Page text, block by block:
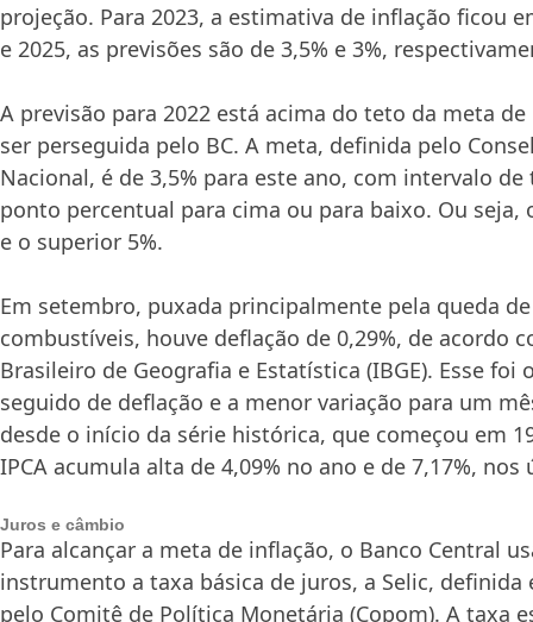
projeção. Para 2023, a estimativa de inflação ficou
e 2025, as previsões são de 3,5% e 3%,
A previsão para 2022 está acima do teto da meta
ser perseguida pelo BC. A meta, definida pelo
Nacional, é de 3,5% para este ano, com intervalo
ponto percentual para cima ou para baixo. Ou seja,
e o superior 5%.
Em setembro, puxada principalmente pela queda
combustíveis, houve deflação de 0,29%, de acordo
Brasileiro de Geografia e Estatística (IBGE). Esse foi
seguido de deflação e a menor variação para um
desde o início da série histórica, que começou em
IPCA acumula alta de 4,09% no ano e de 7,17%,
Juros e câmbio
Para alcançar a meta de inflação, o Banco Central
instrumento a taxa básica de juros, a Selic, definida
pelo Comitê de Política Monetária (Copom). A taxa